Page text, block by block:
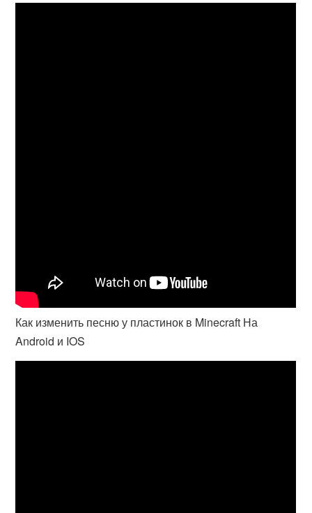
Как изменить песню у пластинок в Minecraft На
Android и IOS